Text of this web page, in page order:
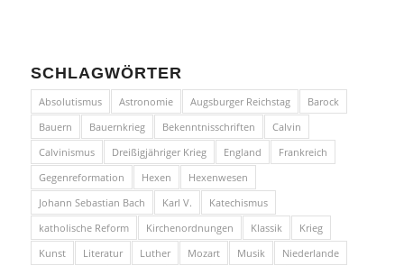
SCHLAGWÖRTER
Absolutismus Astronomie Augsburger Reichstag
Barock
Bauern
Bauernkrieg Bekenntnisschriften
Calvin
Calvinismus
Dreißigjähriger Krieg England
Frankreich
Gegenreformation
Hexen
Hexenwesen
Johann Sebastian Bach
Karl V.
Katechismus
katholische Reform
Kirchenordnungen Klassik
Krieg
Kunst
Literatur Luther Mozart Musik
Niederlande